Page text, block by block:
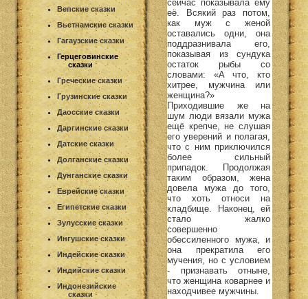
Вепские сказки
Вьетнамские сказки
Гагаузские сказки
Герцеговинские
сказки
Греческие сказки
Грузинские сказки
Даосские сказки
Даргинские сказки
Датские сказки
Долганские сказки
Дунганские сказки
Еврейские сказки
Египетские сказки
Зулусские сказки
Ингушские сказки
Индейские сказки
Индийские сказки
Индонезийские
сказки
сейчас показывала ему
её. Всякий раз потом,
как муж с женой
оставались одни, она
поддразнивала его,
показывая из сундука
остаток рыбы со
словами: «А что, кто
хитрее, мужчина или
женщина?»
Приходившие же на
шум люди вязали мужа
ещё крепче, не слушая
его уверений и полагая,
что с ним приключился
более сильный
припадок. Продолжая
таким образом, жена
довела мужа до того,
что хоть относи на
кладбище. Наконец, ей
стало жалко
совершенно
обессиленного мужа, и
она прекратила его
мучения, но с условием
- признавать отныне,
что женщина коварнее и
находчивее мужчины.